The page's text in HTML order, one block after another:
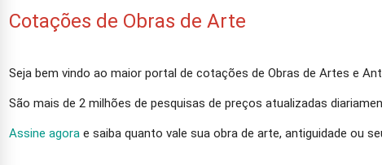
Cotações de Obras de Arte
Seja bem vindo ao maior portal de cotações de Obras de Artes e
São mais de 2 milhões de pesquisas de preços atualizadas
Assine agora e saiba quanto vale sua obra de arte, antiguidade ou